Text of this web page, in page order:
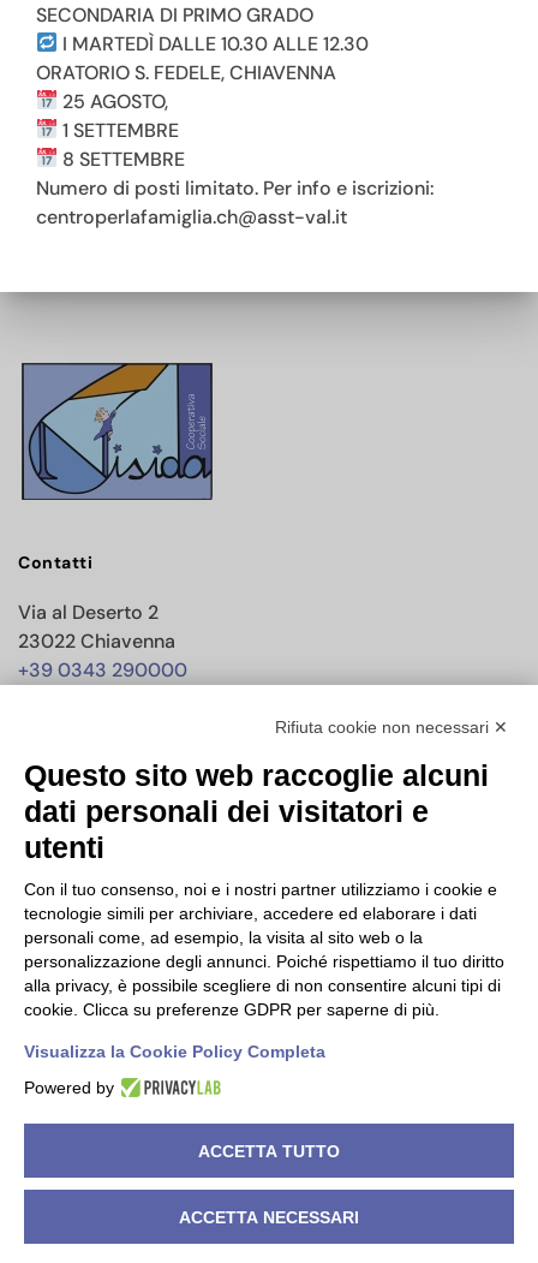
Contatti
Via al Deserto 2
23022 Chiavenna
+39 0343 290000
Dati societari
C.F./P.IVA 00619150147
Forma giuridica e qualificazione ai sensi del codice del Terzo
settore Cooperativa Sociale di tipo A.
N° Iscrizione Albo Delle Cooperative A119858
Iscrizione RUNTS 4050 del 21/03/2022
Cooperativa Sociale NISIDA. All rights reserved.
Privacy Policy
Cookie Policy
SECONDARIA DI PRIMO GRADO
I MARTEDÌ DALLE 10.30 ALLE 12.30
ORATORIO S. FEDELE, CHIAVENNA
25 AGOSTO,
1 SETTEMBRE
8 SETTEMBRE
Numero di posti limitato. Per info e iscrizioni:
centroperlafamiglia.ch@asst-val.it
Rifiuta cookie non necessari ✕
Questo sito web raccoglie alcuni
dati personali dei visitatori e
utenti
Con il tuo consenso, noi e i nostri partner utilizziamo i cookie e
tecnologie simili per archiviare, accedere ed elaborare i dati
personali come, ad esempio, la visita al sito web o la
personalizzazione degli annunci. Poiché rispettiamo il tuo diritto
alla privacy, è possibile scegliere di non consentire alcuni tipi di
cookie. Clicca su preferenze GDPR per saperne di più.
Visualizza la Cookie Policy Completa
Powered by
ACCETTA TUTTO
ACCETTA NECESSARI